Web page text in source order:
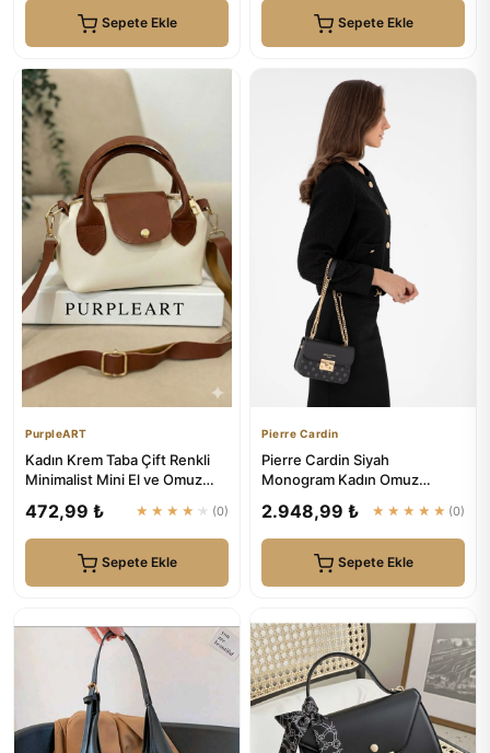
Sepete Ekle Sepete Ekle
PurpleART
Kadın Krem Taba Çift Renkli
Minimalist Mini El ve Omuz
472,99 ₺ ★★★★★ (0)
Sepete Ekle
Pierre Cardin
Pierre Cardin Siyah
Monogram Kadın Omuz
2.948,99 ₺ ★★★★★ (0)
Sepete Ekle